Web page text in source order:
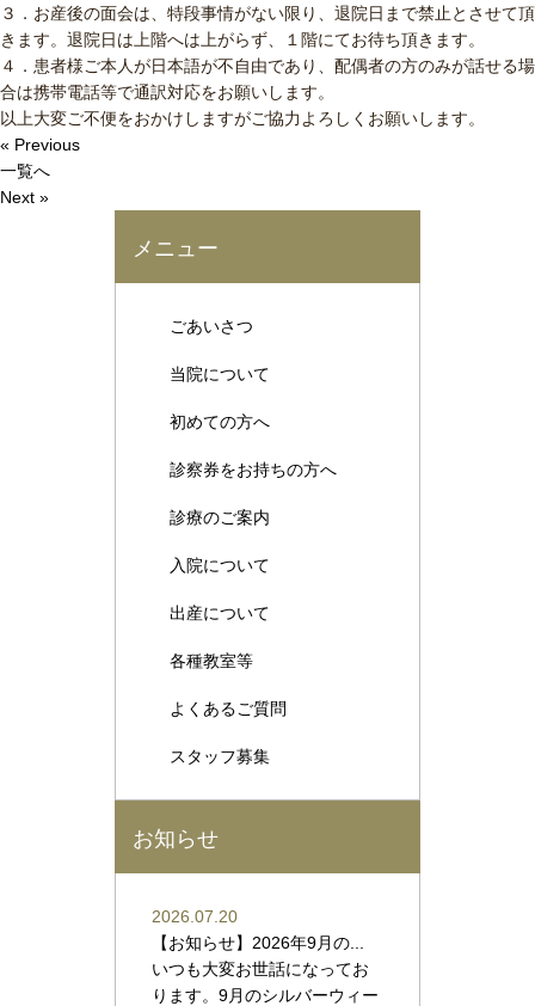
３．お産後の面会は、特段事情がない限り、退院日まで禁止とさせて頂
きます。退院日は上階へは上がらず、１階にてお待ち頂きます。
４．患者様ご本人が日本語が不自由であり、配偶者の方のみが話せる場
合は携帯電話等で通訳対応をお願いします。
以上大変ご不便をおかけしますがご協力よろしくお願いします。
« Previous
一覧へ
Next »
メニュー
ごあいさつ
当院について
初めての方へ
診察券をお持ちの方へ
診療のご案内
入院について
出産について
各種教室等
よくあるご質問
スタッフ募集
お知らせ
2026.07.20
【お知らせ】2026年9月の...
いつも大変お世話になってお
ります。9月のシルバーウィー